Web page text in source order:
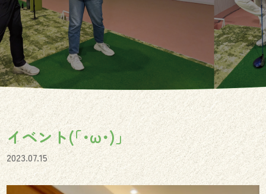
イベント(｢･ω･)」
2023.07.15